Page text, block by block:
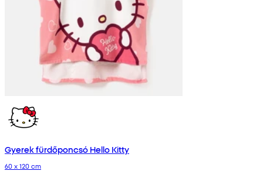
Gyerek fürdőponcsó Hello Kitty
60 x 120 cm